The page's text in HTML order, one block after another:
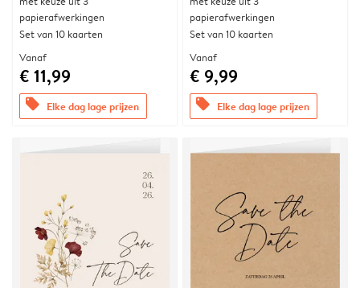
papierafwerkingen
Set van 10 kaarten
Vanaf
€ 11,99
offers Elke dag lage prijzen
papierafwerkingen
Set van 10 kaarten
Vanaf
€ 9,99
offers Elke dag lage prijzen